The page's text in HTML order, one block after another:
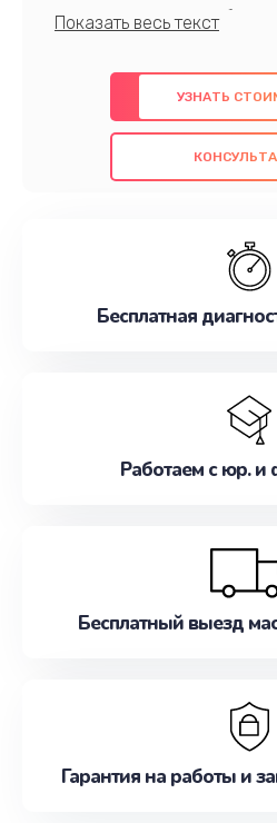
профессионалов с
предлагаем быстрый и
использованием
также гарантируем
проведенных работ. Наша
наилучшим образом. Не
УЗНАТЬ
Бесплатная
Работаем с юр. и
Бесплатный выезд
Гарантия на работы и